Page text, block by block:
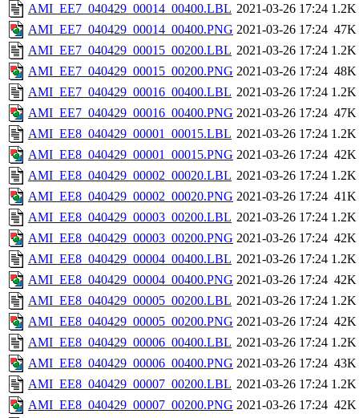
AMI_EE7_040429_00014_00400.LBL 2021-03-26 17:24 1.2K
AMI_EE7_040429_00014_00400.PNG 2021-03-26 17:24 47K
AMI_EE7_040429_00015_00200.LBL 2021-03-26 17:24 1.2K
AMI_EE7_040429_00015_00200.PNG 2021-03-26 17:24 48K
AMI_EE7_040429_00016_00400.LBL 2021-03-26 17:24 1.2K
AMI_EE7_040429_00016_00400.PNG 2021-03-26 17:24 47K
AMI_EE8_040429_00001_00015.LBL 2021-03-26 17:24 1.2K
AMI_EE8_040429_00001_00015.PNG 2021-03-26 17:24 42K
AMI_EE8_040429_00002_00020.LBL 2021-03-26 17:24 1.2K
AMI_EE8_040429_00002_00020.PNG 2021-03-26 17:24 41K
AMI_EE8_040429_00003_00200.LBL 2021-03-26 17:24 1.2K
AMI_EE8_040429_00003_00200.PNG 2021-03-26 17:24 42K
AMI_EE8_040429_00004_00400.LBL 2021-03-26 17:24 1.2K
AMI_EE8_040429_00004_00400.PNG 2021-03-26 17:24 42K
AMI_EE8_040429_00005_00200.LBL 2021-03-26 17:24 1.2K
AMI_EE8_040429_00005_00200.PNG 2021-03-26 17:24 42K
AMI_EE8_040429_00006_00400.LBL 2021-03-26 17:24 1.2K
AMI_EE8_040429_00006_00400.PNG 2021-03-26 17:24 43K
AMI_EE8_040429_00007_00200.LBL 2021-03-26 17:24 1.2K
AMI_EE8_040429_00007_00200.PNG 2021-03-26 17:24 42K